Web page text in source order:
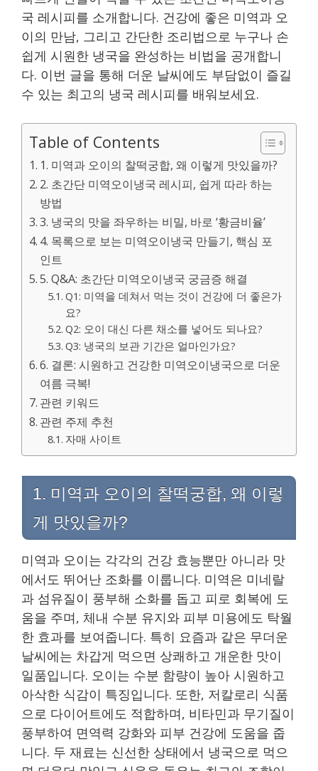
국 레시피를 소개합니다. 건강에 좋은 미역과 오
이의 만남, 그리고 간단한 조리법으로 누구나 손
쉽게 시원한 냉국을 완성하는 비법을 공개합니
다. 이번 글을 통해 더운 날씨에도 부담없이 즐길
수 있는 최고의 냉국 레시피를 배워보세요.
Table of Contents
1. 미역과 오이의 찰떡궁합, 왜 이렇게 맛있을까?
2. 초간단 미역오이냉국 레시피, 쉽게 따라 하는
방법
3. 냉국의 맛을 좌우하는 비밀, 바로 ‘황금비율’
4. 목록으로 보는 미역오이냉국 만들기, 핵심 포
인트
5. Q&A: 초간단 미역오이냉국 궁금증 해결
Q1: 미역을 데쳐서 먹는 것이 건강에 더 좋은가
요?
Q2: 오이 대신 다른 채소를 넣어도 되나요?
Q3: 냉국의 보관 기간은 얼마인가요?
6. 결론: 시원하고 건강한 미역오이냉국으로 더운
여름 극복!
관련 키워드
관련 주제 추천
자매 사이트
1. 미역과 오이의 찰떡궁합, 왜 이렇
게 맛있을까?
미역과 오이는 각각의 건강 효능뿐만 아니라 맛
에서도 뛰어난 조화를 이룹니다. 미역은 미네랄
과 섬유질이 풍부해 소화를 돕고 피로 회복에 도
움을 주며, 체내 수분 유지와 피부 미용에도 탁월
한 효과를 보여줍니다. 특히 요즘과 같은 무더운
날씨에는 차갑게 먹으면 상쾌하고 개운한 맛이
일품입니다. 오이는 수분 함량이 높아 시원하고
아삭한 식감이 특징입니다. 또한, 저칼로리 식품
으로 다이어트에도 적합하며, 비타민과 무기질이
풍부하여 면역력 강화와 피부 건강에 도움을 줍
니다. 두 재료는 신선한 상태에서 냉국으로 먹으